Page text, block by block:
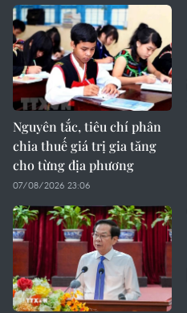
Nguyên tắc, tiêu chí phân
chia thuế giá trị gia tăng
cho từng địa phương
07/08/2026 23:06